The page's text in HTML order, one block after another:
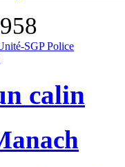
958
SGP Police
calin